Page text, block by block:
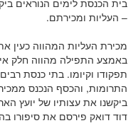
– העליות ומכירתם.
מכירת העליות המהווה כעין
באמצע התפילה מהווה חלק
תפקודו וקיומו. בתי כנסת
התרומות, והכסף הנכנס
ביקשנו את עצותיו של יועץ
דוד דואק פירסם את סיפורו